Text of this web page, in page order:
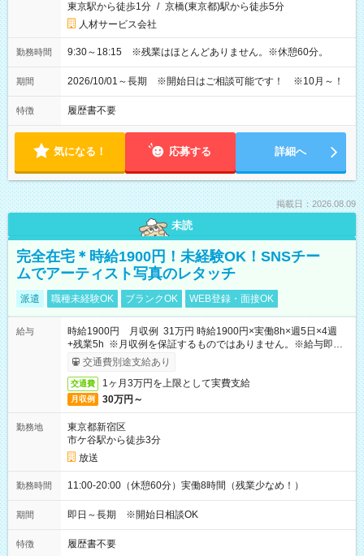
東京駅から徒歩1分 / 京橋(東京都)駅から徒歩5分
人材サービス会社
勤務時間 9:30～18:15 ※残業はほとんどありません。※休憩60分。
期間 2026/10/01～長期 ※開始日はご相談可能です！ ※10月～！
特徴 履歴書不要
気になる！ 応募する 詳細へ
掲載日：2026.08.09
未読
完全在宅＊時給1900円！未経験OK！SNSチー
ムでアーティスト写真のレタッチ
派遣 職種未経験OK ブランクOK WEB登録・面接OK
給与
時給1900円 月収例 31万円 時給1900円×実働8h×週5日×4週
+残業5h ※月収例を保証するものではありません。※給与即受
取りサービス利用可（利用条件有）
交通費別途支給あり
交通費 1ヶ月3万円を上限として実費支給
月収例 30万円～
勤務地
東京都新宿区
市ケ谷駅から徒歩3分
放送
勤務時間 11:00-20:00（休憩60分）実働8時間（残業少なめ！）
期間 即日～長期 ※開始日相談OK
特徴 履歴書不要